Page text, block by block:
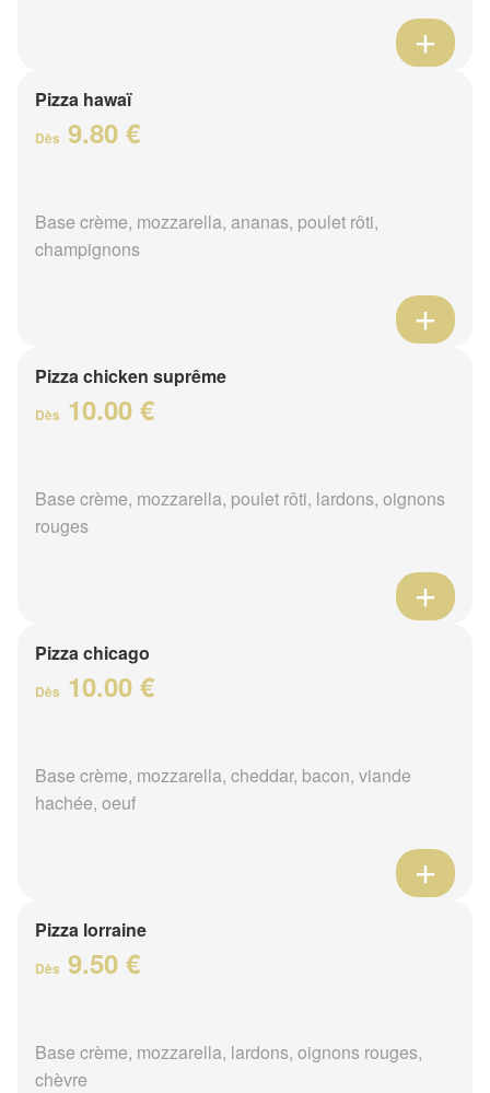
Pizza hawaï
Dès 9.80 €
Base crème, mozzarella, ananas, poulet rôti,
champignons
Pizza chicken suprême
Dès 10.00 €
Base crème, mozzarella, poulet rôti, lardons, oignons
rouges
Pizza chicago
Dès 10.00 €
Base crème, mozzarella, cheddar, bacon, viande
hachée, oeuf
Pizza lorraine
Dès 9.50 €
Base crème, mozzarella, lardons, oignons rouges,
chèvre